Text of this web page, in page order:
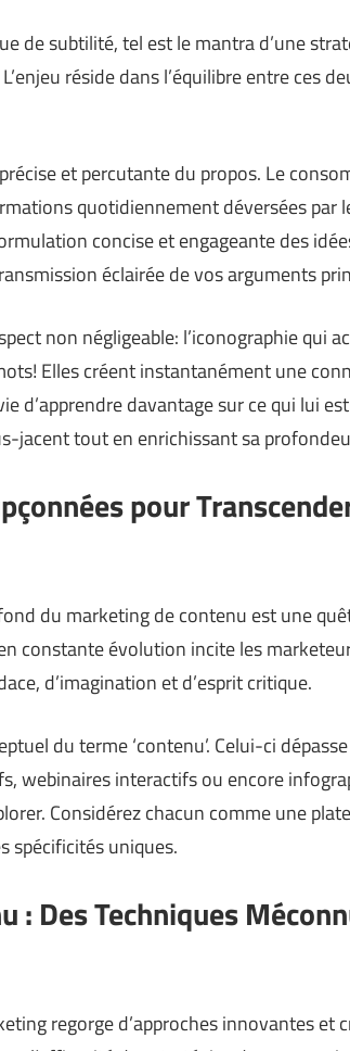
de subtilité, tel est le mantra d’une
réside dans l’équilibre entre ces
et percutante du propos. Le
quotidiennement déversées par
concise et engageante des
éclairée de vos arguments
non négligeable: l’iconographie qui
Elles créent instantanément une
d’apprendre davantage sur ce qui lui
jacent tout en enrichissant sa
pour
du marketing de contenu est une
constante évolution incite les
d’imagination et d’esprit critique.
du terme ‘contenu’. Celui-ci
webinaires interactifs ou encore
Considérez chacun comme une
spécificités uniques.
: Des Techniques
regorge d’approches innovantes et